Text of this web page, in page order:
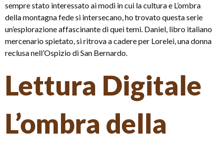
sempre stato interessato ai modi in cui la cultura e L’ombra
della montagna fede si intersecano, ho trovato questa serie
un’esplorazione affascinante di quei temi. Daniel, libro italiano
mercenario spietato, si ritrova a cadere per Lorelei, una donna
reclusa nell’Ospizio di San Bernardo.
Lettura Digitale
L’ombra della